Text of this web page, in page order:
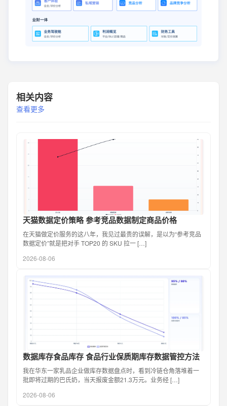
相关内容
查看更多
天猫数据定价策略 参考竞品数据制定商品价格
在天猫做定价服务的这八年，我见过最贵的误解，是以为“参考竞品
数据定价”就是把对手 TOP20 的 SKU 拉一 […]
2026-08-06
数据库存食品库存 食品行业保质期库存数据管控方法
我在华东一家乳品企业做库存数据盘点时，看到冷链仓角落堆着一
批即将过期的巴氏奶，当天报废金额21.3万元。业务经 […]
2026-08-06